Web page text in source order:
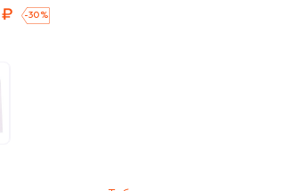
₽ -30 %